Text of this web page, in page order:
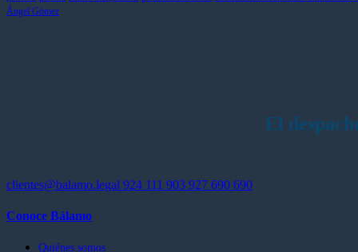
Ángel Gómez
El
clientes@balamo.legal 924 111 903 927 690 690
Conoce Bálamo
Quiénes somos